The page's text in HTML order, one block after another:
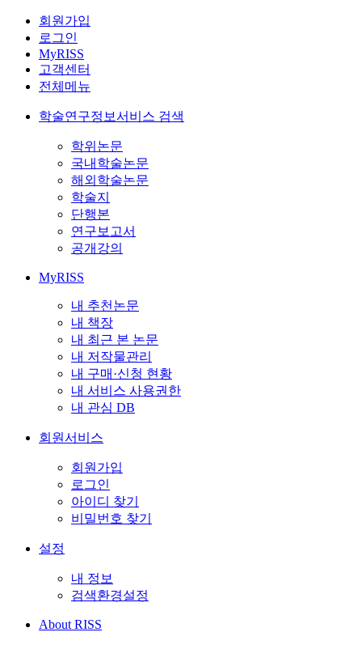
회원가입
로그인
MyRISS
고객센터
전체메뉴
학술연구정보서비스 검색
학위논문
국내학술논문
해외학술논문
학술지
단행본
연구보고서
공개강의
MyRISS
내 추천논문
내 책장
내 최근 본 논문
내 저작물관리
내 구매·신청 현황
내 서비스 사용권한
내 관심 DB
회원서비스
회원가입
로그인
아이디 찾기
비밀번호 찾기
설정
내 정보
검색환경설정
About RISS